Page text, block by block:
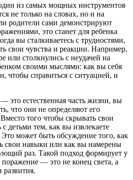
из самых мощных инструментов
не только на словах, но и на
родители сами демонстрируют
это станет для ребенка
вы сталкиваетесь с трудностями,
свои чувства и реакции. Например,
или столкнулись с неудачей на
своими мыслями: как вы себя
чтобы справиться с ситуацией, и
это естественная часть жизни, вы
что они не определяют его
того чтобы скрывать свои
с детьми тем, как вы извлекаете
может быть обсуждение того, как
свои навыки или как вы намерены
раз. Такой подход формирует у
— это не конец света, а
развития.